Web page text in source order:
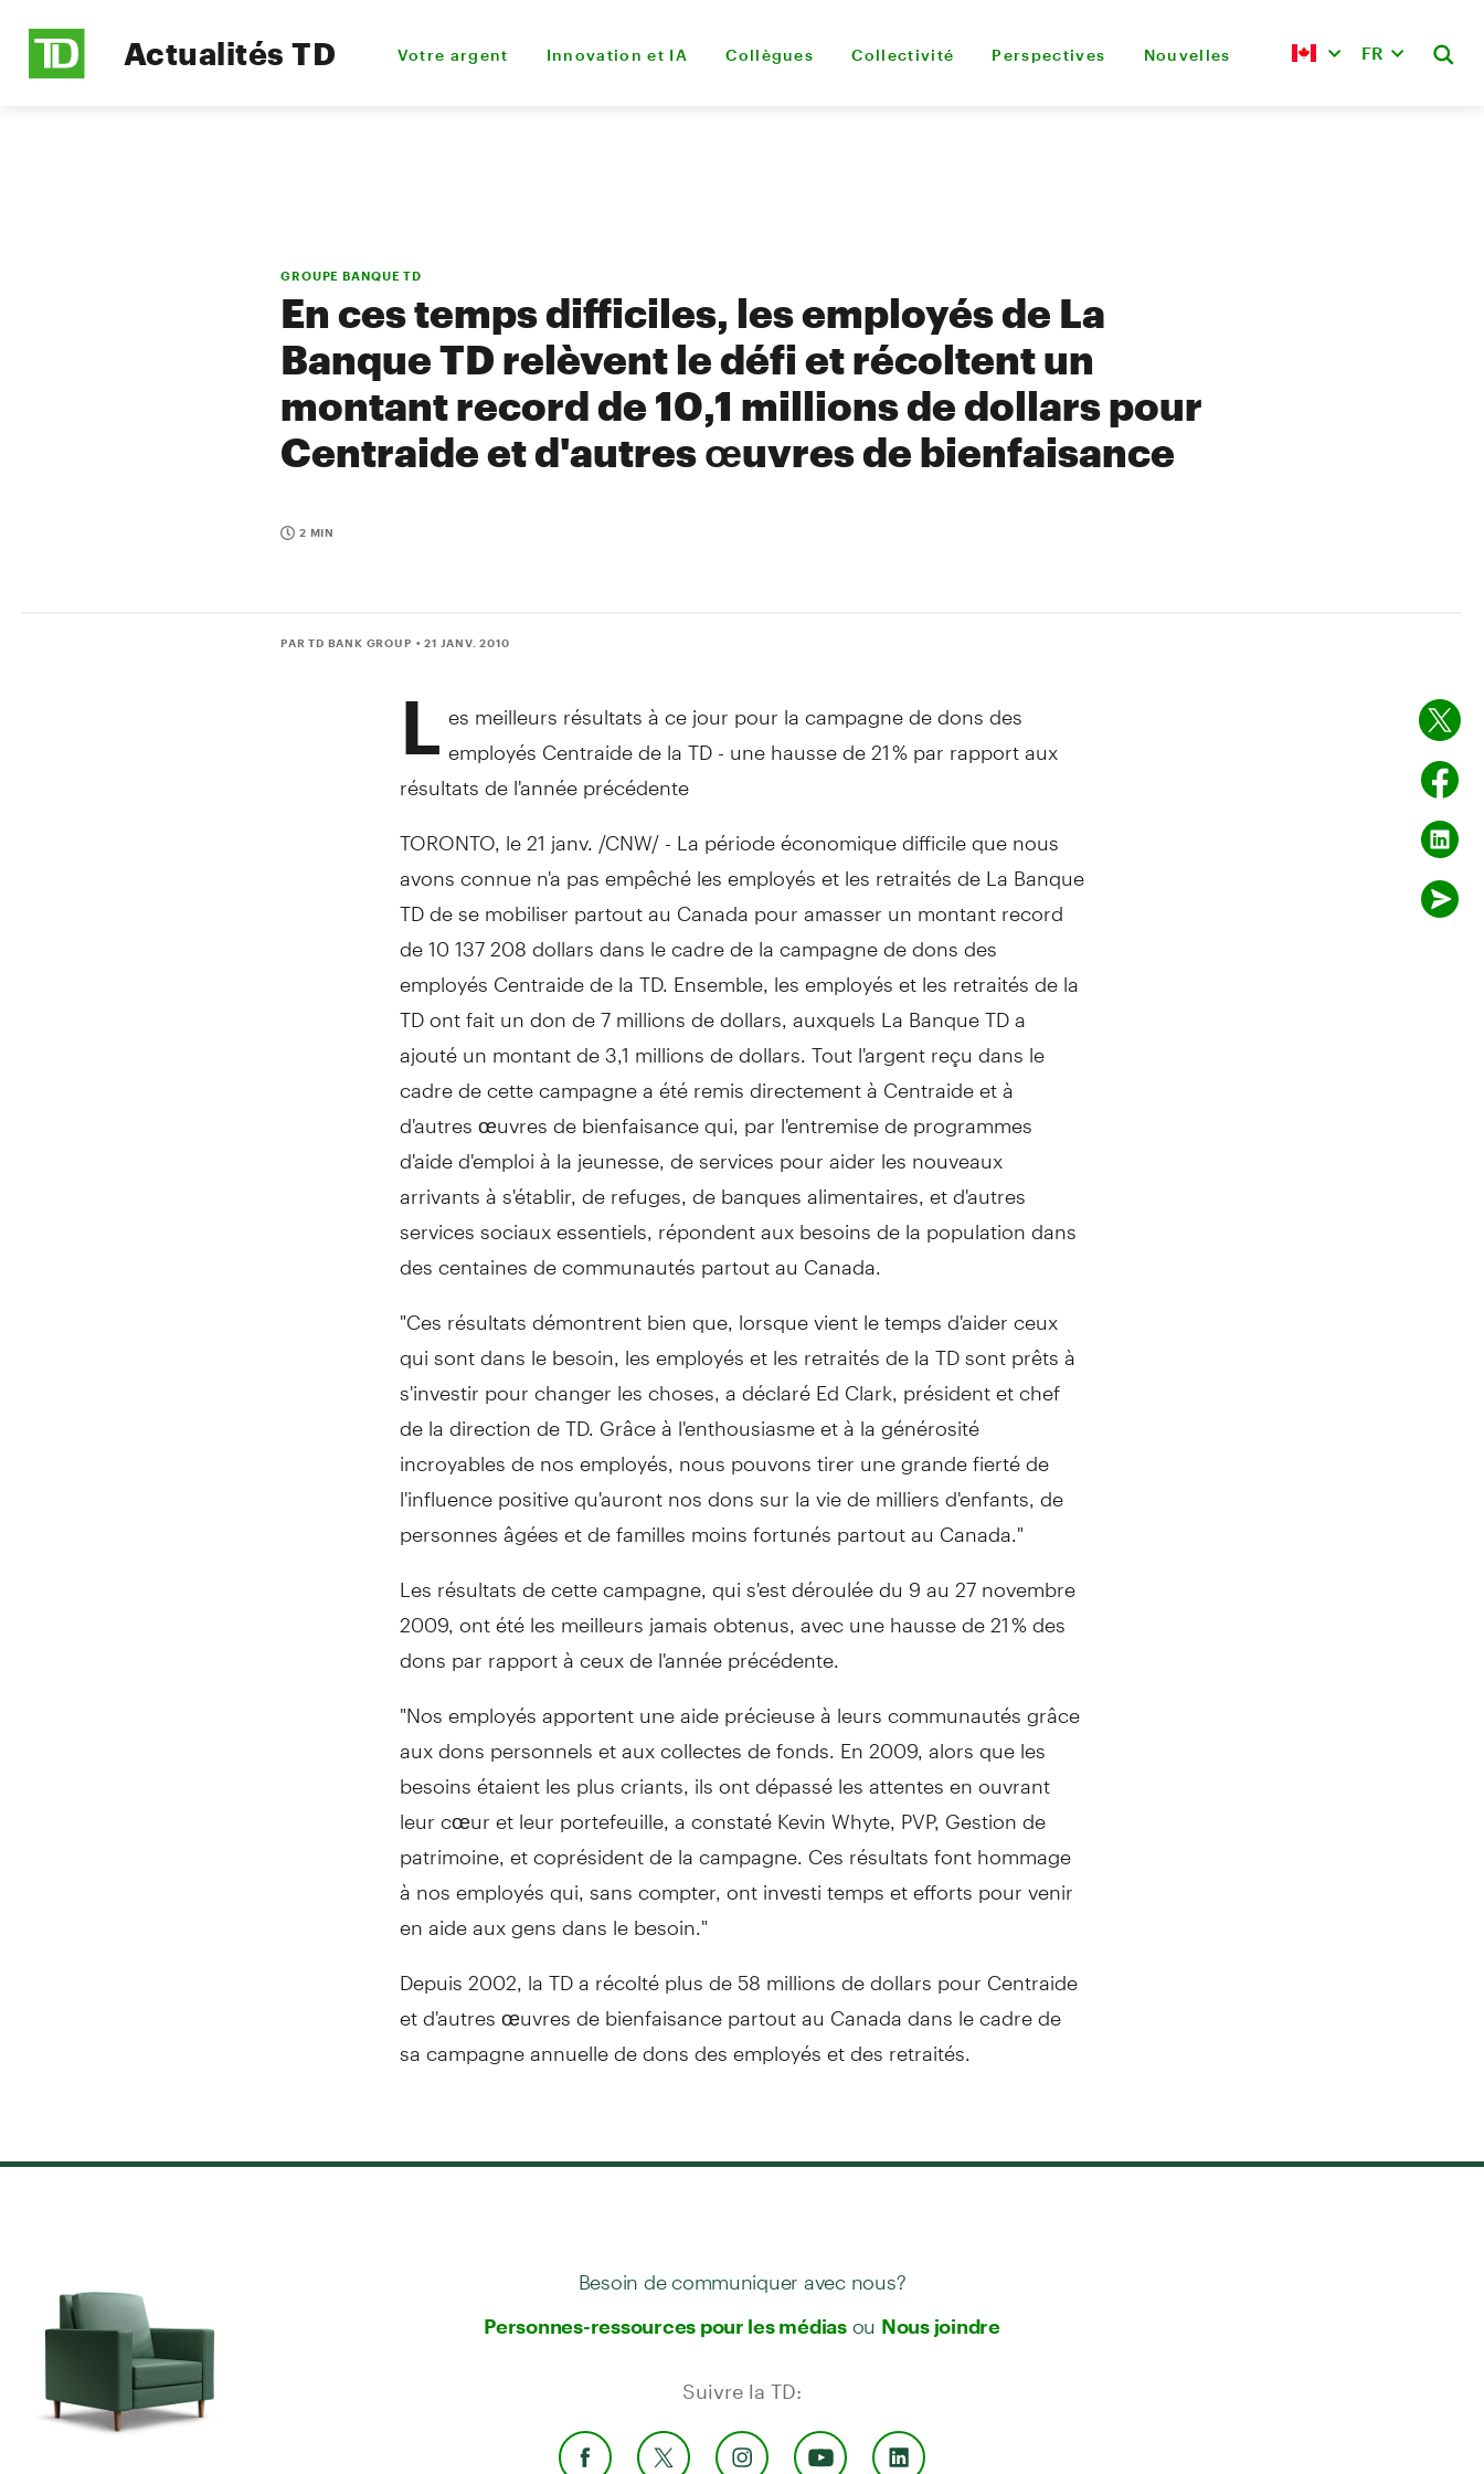
Actualités TD Votre argent Innovation et IA Collègues Collectivité Perspectives Nouvelles FR
GROUPE BANQUE TD
En ces temps difficiles, les employés de La
Banque TD relèvent le défi et récoltent un
montant record de 10,1 millions de dollars pour
Centraide et d'autres œuvres de bienfaisance
2 MIN
PAR TD BANK GROUP • 21 JANV. 2010
L es meilleurs résultats à ce jour pour la campagne de dons des
employés Centraide de la TD - une hausse de 21 % par rapport aux
résultats de l'année précédente
TORONTO, le 21 janv. /CNW/ - La période économique difficile que nous
avons connue n'a pas empêché les employés et les retraités de La Banque
TD de se mobiliser partout au Canada pour amasser un montant record
de 10 137 208 dollars dans le cadre de la campagne de dons des
employés Centraide de la TD. Ensemble, les employés et les retraités de la
TD ont fait un don de 7 millions de dollars, auxquels La Banque TD a
ajouté un montant de 3,1 millions de dollars. Tout l'argent reçu dans le
cadre de cette campagne a été remis directement à Centraide et à
d'autres œuvres de bienfaisance qui, par l'entremise de programmes
d'aide d'emploi à la jeunesse, de services pour aider les nouveaux
arrivants à s'établir, de refuges, de banques alimentaires, et d'autres
services sociaux essentiels, répondent aux besoins de la population dans
des centaines de communautés partout au Canada.
"Ces résultats démontrent bien que, lorsque vient le temps d'aider ceux
qui sont dans le besoin, les employés et les retraités de la TD sont prêts à
s'investir pour changer les choses, a déclaré Ed Clark, président et chef
de la direction de TD. Grâce à l'enthousiasme et à la générosité
incroyables de nos employés, nous pouvons tirer une grande fierté de
l'influence positive qu'auront nos dons sur la vie de milliers d'enfants, de
personnes âgées et de familles moins fortunés partout au Canada."
Les résultats de cette campagne, qui s'est déroulée du 9 au 27 novembre
2009, ont été les meilleurs jamais obtenus, avec une hausse de 21 % des
dons par rapport à ceux de l'année précédente.
"Nos employés apportent une aide précieuse à leurs communautés grâce
aux dons personnels et aux collectes de fonds. En 2009, alors que les
besoins étaient les plus criants, ils ont dépassé les attentes en ouvrant
leur cœur et leur portefeuille, a constaté Kevin Whyte, PVP, Gestion de
patrimoine, et coprésident de la campagne. Ces résultats font hommage
à nos employés qui, sans compter, ont investi temps et efforts pour venir
en aide aux gens dans le besoin."
Depuis 2002, la TD a récolté plus de 58 millions de dollars pour Centraide
et d'autres œuvres de bienfaisance partout au Canada dans le cadre de
sa campagne annuelle de dons des employés et des retraités.
Besoin de communiquer avec nous?
Personnes-ressources pour les médiasou Nous joindre
Suivre la TD: